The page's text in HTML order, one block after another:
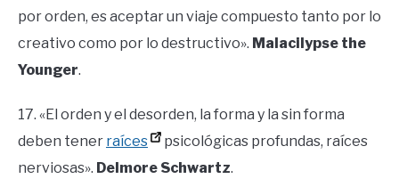
por orden, es aceptar un viaje compuesto tanto por lo
creativo como por lo destructivo». Malacilypse the
Younger.
17. «El orden y el desorden, la forma y la sin forma
deben tener raíces
psicológicas profundas, raíces
nerviosas». Delmore Schwartz.